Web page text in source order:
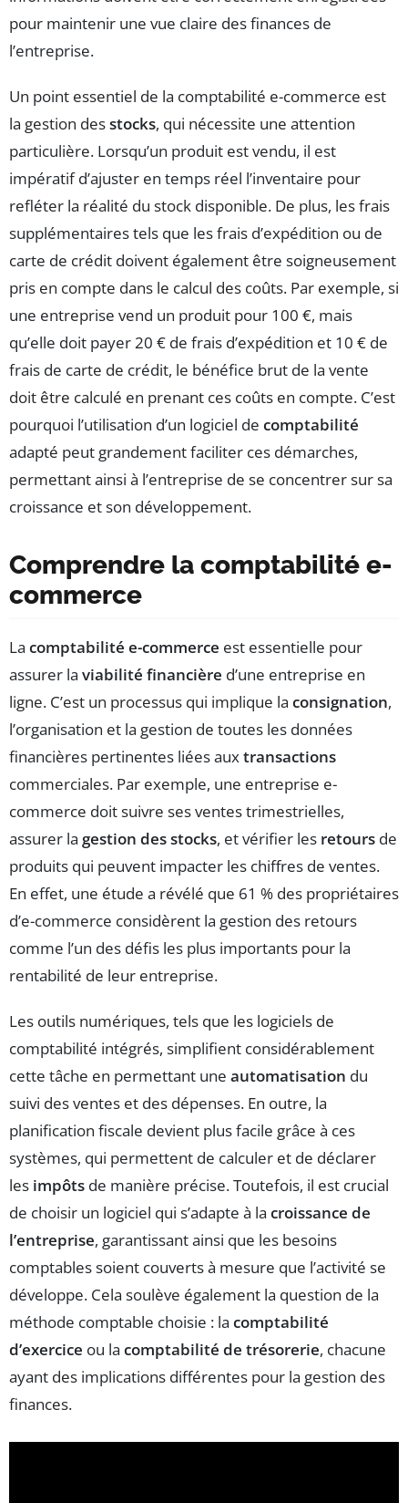
pour maintenir une vue claire des finances de
l’entreprise.
Un point essentiel de la comptabilité e-commerce est
la gestion desstocks, qui nécessite une attention
particulière. Lorsqu’un produit est vendu, il est
impératif d’ajuster en temps réel l’inventaire pour
refléter la réalité du stock disponible. De plus, les frais
supplémentaires tels que les frais d’expédition ou de
carte de crédit doivent également être soigneusement
pris en compte dans le calcul des coûts. Par exemple, si
une entreprise vend un produit pour 100 €, mais
qu’elle doit payer 20 € de frais d’expédition et 10 € de
frais de carte de crédit, le bénéfice brut de la vente
doit être calculé en prenant ces coûts en compte. C’est
pourquoi l’utilisation d’un logiciel de comptabilité
adapté peut grandement faciliter ces démarches,
permettant ainsi à l’entreprise de se concentrer sur sa
croissance et son développement.
Comprendre la comptabilité e-
commerce
La comptabilité e-commerce est essentielle pour
assurer la viabilité financière d’une entreprise en
ligne. C’est un processus qui implique la consignation,
l’organisation et la gestion de toutes les données
financières pertinentes liées auxtransactions
commerciales. Par exemple, une entreprise e-
commerce doit suivre ses ventes trimestrielles,
assurer la gestion des stocks, et vérifier les retours de
produits qui peuvent impacter les chiffres de ventes.
En effet, une étude a révélé que 61 % des propriétaires
d’e-commerce considèrent la gestion des retours
comme l’un des défis les plus importants pour la
rentabilité de leur entreprise.
Les outils numériques, tels que les logiciels de
comptabilité intégrés, simplifient considérablement
cette tâche en permettant une automatisation du
suivi des ventes et des dépenses. En outre, la
planification fiscale devient plus facile grâce à ces
systèmes, qui permettent de calculer et de déclarer
les impôts de manière précise. Toutefois, il est crucial
de choisir un logiciel qui s’adapte à la croissance de
l’entreprise, garantissant ainsi que les besoins
comptables soient couverts à mesure que l’activité se
développe. Cela soulève également la question de la
méthode comptable choisie : la comptabilité
d’exercice ou la comptabilité de trésorerie, chacune
ayant des implications différentes pour la gestion des
finances.